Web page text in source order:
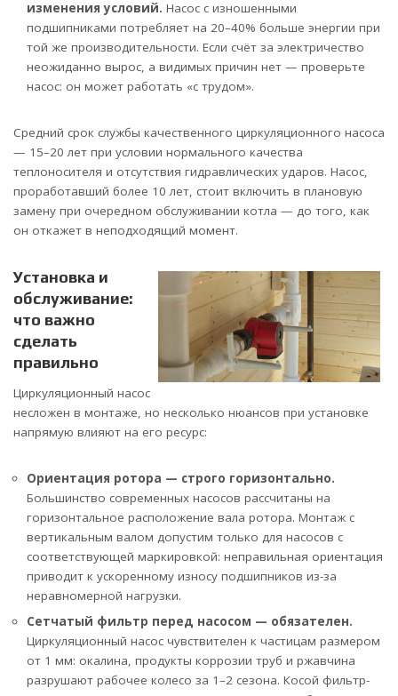
изменения условий. Насос с изношенными
подшипниками потребляет на 20–40% больше энергии при
той же производительности. Если счёт за электричество
неожиданно вырос, а видимых причин нет — проверьте
насос: он может работать «с трудом».
Средний срок службы качественного циркуляционного насоса
— 15–20 лет при условии нормального качества
теплоносителя и отсутствия гидравлических ударов. Насос,
проработавший более 10 лет, стоит включить в плановую
замену при очередном обслуживании котла — до того, как
он откажет в неподходящий момент.
Установка и
обслуживание:
что важно
сделать
правильно
Циркуляционный насос
несложен в монтаже, но несколько нюансов при установке
напрямую влияют на его ресурс:
Ориентация ротора — строго горизонтально.
Большинство современных насосов рассчитаны на
горизонтальное расположение вала ротора. Монтаж с
вертикальным валом допустим только для насосов с
соответствующей маркировкой: неправильная ориентация
приводит к ускоренному износу подшипников из-за
неравномерной нагрузки.
Сетчатый фильтр перед насосом — обязателен.
Циркуляционный насос чувствителен к частицам размером
от 1 мм: окалина, продукты коррозии труб и ржавчина
разрушают рабочее колесо за 1–2 сезона. Косой фильтр-